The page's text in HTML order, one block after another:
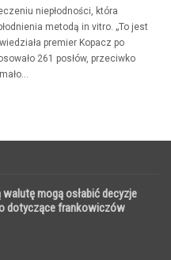
niepłodności, która
metodą in vitro. „To jest
premier Kopacz po
261 posłów, przeciwko
mogą osłabić decyzje
dotyczące frankowiczów